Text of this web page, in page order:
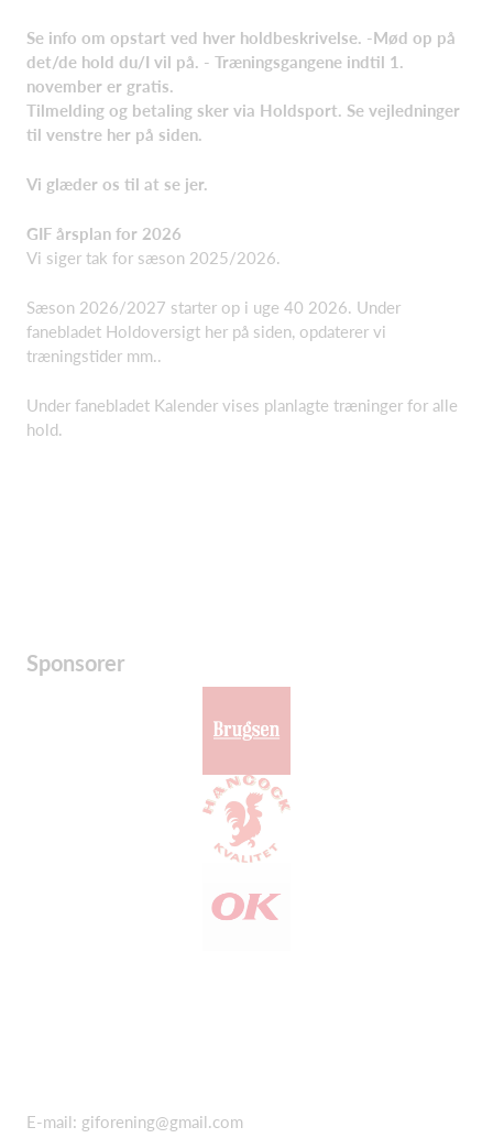
Se info om opstart ved hver holdbeskrivelse. -Mød op på
det/de hold du/I vil på. - Træningsgangene indtil 1.
november er gratis.
Tilmelding og betaling sker via Holdsport. Se vejledninger
til venstre her på siden.
Vi glæder os til at se jer.
GIF årsplan for 2026
Vi siger tak for sæson 2025/2026.
Sæson 2026/2027 starter op i uge 40 2026. Under
fanebladet Holdoversigt her på siden, opdaterer vi
træningstider mm..
Under fanebladet Kalender vises planlagte træninger for alle
hold.
Sponsorer
E-mail: giforening@gmail.com